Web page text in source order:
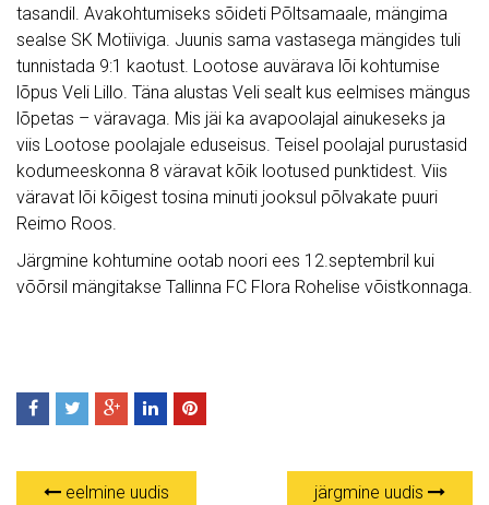
tasandil. Avakohtumiseks sõideti Põltsamaale, mängima
sealse SK Motiiviga. Juunis sama vastasega mängides tuli
tunnistada 9:1 kaotust. Lootose auvärava lõi kohtumise
lõpus Veli Lillo. Täna alustas Veli sealt kus eelmises mängus
lõpetas – väravaga. Mis jäi ka avapoolajal ainukeseks ja
viis Lootose poolajale eduseisus. Teisel poolajal purustasid
kodumeeskonna 8 väravat kõik lootused punktidest. Viis
väravat lõi kõigest tosina minuti jooksul põlvakate puuri
Reimo Roos.
Järgmine kohtumine ootab noori ees 12.septembril kui
võõrsil mängitakse Tallinna FC Flora Rohelise võistkonnaga.
eelmine uudis järgmine uudis